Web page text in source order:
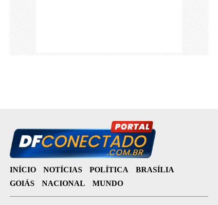
INÍCIO NOTÍCIAS POLÍTICA
BRASÍLIA
GOIÁS
NACIONAL MUNDO